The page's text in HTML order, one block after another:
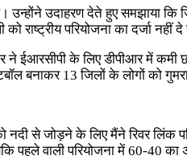
उदाहरण देते हुए समझाया कि
राष्ट्रीय परियोजना का दर्जा नहीं
के लिए डीपीआर में कमी
बनाकर 13 जिलों के लोगों को
नदी से जोड़ने के लिए मैंने रिवर लिंक
पहले वाली परियोजना में 60-40